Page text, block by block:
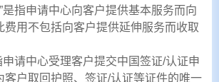
是指申请中心向客户提供基本服务而向
费用不包括向客户提供延伸服务而收取
申请中心受理客户提交中国签证/认证申
客户取回护照、签证/认证等证件的唯一